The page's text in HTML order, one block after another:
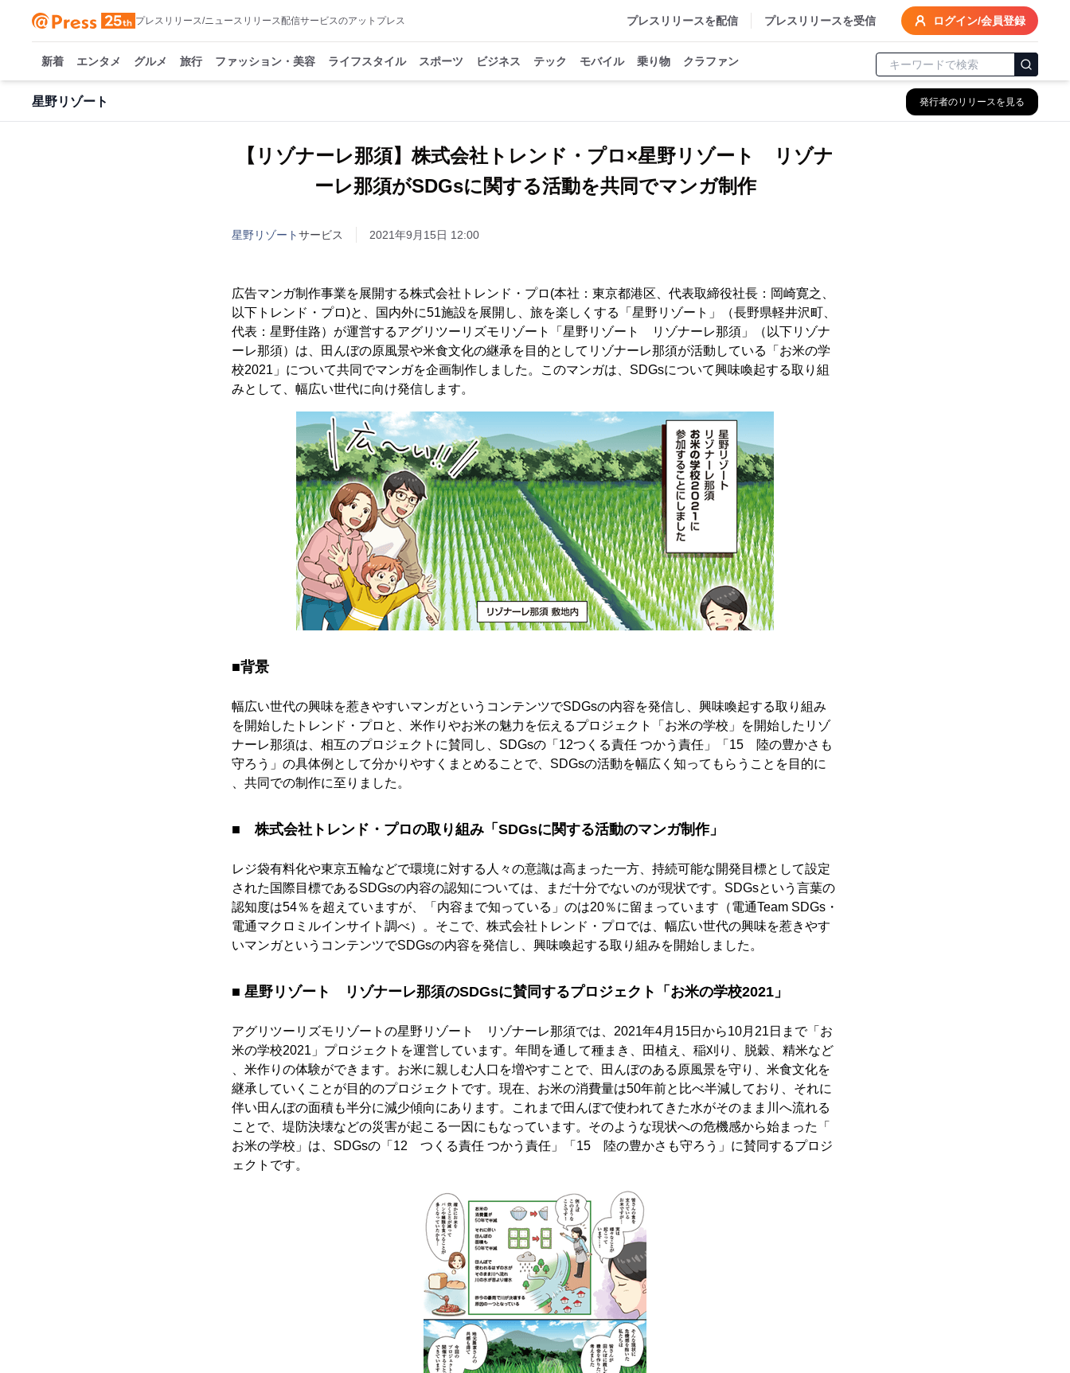
プレスリリース/ニュースリリース配信サービスのアットプレス プレスリリースを配信 プレスリリースを受信 ログイン/会員登録
新着 エンタメ グルメ 旅行 ファッション・美容 ライフスタイル スポーツ ビジネス テック モバイル 乗り物 クラファン
星野リゾート 発行者のリリースを見る
【リゾナーレ那須】株式会社トレンド・プロ×星野リゾート リゾナ
ーレ那須がSDGsに関する活動を共同でマンガ制作
星野リゾートサービス 2021年9月15日 12:00
広告マンガ制作事業を展開する株式会社トレンド・プロ(本社：東京都港区、代表取締役社長：岡崎寛之、
以下トレンド・プロ)と、国内外に51施設を展開し、旅を楽しくする「星野リゾート」（長野県軽井沢町、
代表：星野佳路）が運営するアグリツーリズモリゾート「星野リゾート リゾナーレ那須」（以下リゾナ
ーレ那須）は、田んぼの原風景や米食文化の継承を目的としてリゾナーレ那須が活動している「お米の学
校2021」について共同でマンガを企画制作しました。このマンガは、SDGsについて興味喚起する取り組
みとして、幅広い世代に向け発信します。
■背景
幅広い世代の興味を惹きやすいマンガというコンテンツでSDGsの内容を発信し、興味喚起する取り組み
を開始したトレンド・プロと、米作りやお米の魅力を伝えるプロジェクト「お米の学校」を開始したリゾ
ナーレ那須は、相互のプロジェクトに賛同し、SDGsの「12つくる責任 つかう責任」「15 陸の豊かさも
守ろう」の具体例として分かりやすくまとめることで、SDGsの活動を幅広く知ってもらうことを目的に
、共同での制作に至りました。
■ 株式会社トレンド・プロの取り組み「SDGsに関する活動のマンガ制作」
レジ袋有料化や東京五輪などで環境に対する人々の意識は高まった一方、持続可能な開発目標として設定
された国際目標であるSDGsの内容の認知については、まだ十分でないのが現状です。SDGsという言葉の
認知度は54％を超えていますが、「内容まで知っている」のは20％に留まっています（電通Team SDGs・
電通マクロミルインサイト調べ）。そこで、株式会社トレンド・プロでは、幅広い世代の興味を惹きやす
いマンガというコンテンツでSDGsの内容を発信し、興味喚起する取り組みを開始しました。
■ 星野リゾート リゾナーレ那須のSDGsに賛同するプロジェクト「お米の学校2021」
アグリツーリズモリゾートの星野リゾート リゾナーレ那須では、2021年4月15日から10月21日まで「お
米の学校2021」プロジェクトを運営しています。年間を通して種まき、田植え、稲刈り、脱穀、精米など
、米作りの体験ができます。お米に親しむ人口を増やすことで、田んぼのある原風景を守り、米食文化を
継承していくことが目的のプロジェクトです。現在、お米の消費量は50年前と比べ半減しており、それに
伴い田んぼの面積も半分に減少傾向にあります。これまで田んぼで使われてきた水がそのまま川へ流れる
ことで、堤防決壊などの災害が起こる一因にもなっています。そのような現状への危機感から始まった「
お米の学校」は、SDGsの「12 つくる責任 つかう責任」「15 陸の豊かさも守ろう」に賛同するプロジ
ェクトです。